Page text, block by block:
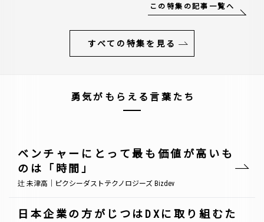
この特集の記事一覧へ
すべての特集を見る
勇気がもらえる言葉たち
ベンチャーにとって最も価値が高いも
のは「時間」
辻 未津高｜ピクシーダストテクノロジーズ Bizdev
日本企業の方がじつはDXに取り組むた